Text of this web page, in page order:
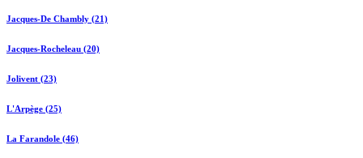
Jacques-De Chambly (21)
Jacques-Rocheleau (20)
Jolivent (23)
L'Arpège (25)
La Farandole (46)